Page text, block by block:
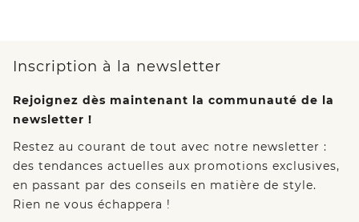
Inscription à la newsletter
Rejoignez dès maintenant la communauté de la
newsletter !
Restez au courant de tout avec notre newsletter :
des tendances actuelles aux promotions exclusives,
en passant par des conseils en matière de style.
Rien ne vous échappera !